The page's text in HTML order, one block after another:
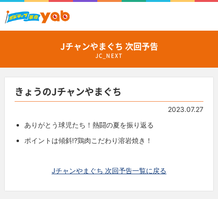
Jチャンやまぐち 次回予告
JC_NEXT
きょうのJチャンやまぐち
2023.07.27
ありがとう球児たち！熱闘の夏を振り返る
ポイントは傾斜!?鶏肉こだわり溶岩焼き！
Jチャンやまぐち 次回予告一覧に戻る